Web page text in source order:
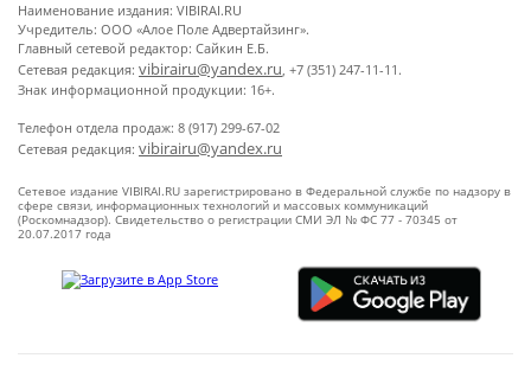
Наименование издания: VIBIRAI.RU
Учредитель: ООО «Алое Поле Адвертайзинг».
Главный сетевой редактор: Сайкин Е.Б.
Сетевая редакция: vibirairu@yandex.ru, +7 (351) 247-11-11.
Знак информационной продукции: 16+.
Телефон отдела продаж: 8 (917) 299-67-02
Сетевая редакция: vibirairu@yandex.ru
Сетевое издание VIBIRAI.RU зарегистрировано в Федеральной службе по надзору в
сфере связи, информационных технологий и массовых коммуникаций
(Роскомнадзор). Свидетельство о регистрации СМИ ЭЛ № ФС 77 - 70345 от
20.07.2017 года